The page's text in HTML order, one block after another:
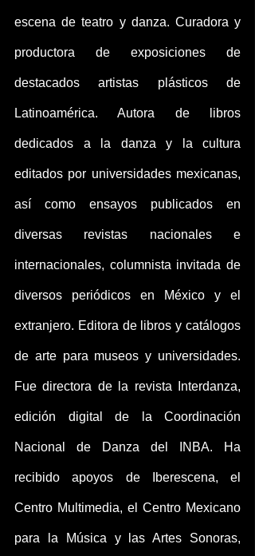
escena de teatro y danza. Curadora y
productora de exposiciones de
destacados artistas plásticos de
Latinoamérica. Autora de libros
dedicados a la danza y la cultura
editados por universidades mexicanas,
así como ensayos publicados en
diversas revistas nacionales e
internacionales, columnista invitada de
diversos periódicos en México y el
extranjero. Editora de libros y catálogos
de arte para museos y universidades.
Fue directora de la revista Interdanza,
edición digital de la Coordinación
Nacional de Danza del INBA. Ha
recibido apoyos de Iberescena, el
Centro Multimedia, el Centro Mexicano
para la Música y las Artes Sonoras,